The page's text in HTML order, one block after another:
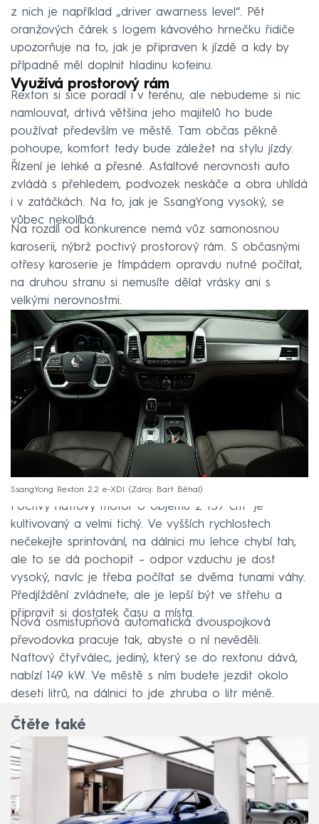
z nich je například „driver awarness level“. Pět
oranžových čárek s logem kávového hrnečku řidiče
upozorňuje na to, jak je připraven k jízdě a kdy by
případně měl doplnit hladinu kofeinu.
Využívá prostorový rám
Rexton si sice poradí i v terénu, ale nebudeme si nic
namlouvat, drtivá většina jeho majitelů ho bude
používat především ve městě. Tam občas pěkně
pohoupe, komfort tedy bude záležet na stylu jízdy.
Řízení je lehké a přesné. Asfaltové nerovnosti auto
zvládá s přehledem, podvozek neskáče a obra uhlídá
i v zatáčkách. Na to, jak je SsangYong vysoký, se
vůbec nekolíbá.
Na rozdíl od konkurence nemá vůz samonosnou
karoserii, nýbrž poctivý prostorový rám. S občasnými
otřesy karoserie je tímpádem opravdu nutné počítat,
na druhou stranu si nemusíte dělat vrásky ani s
velkými nerovnostmi.
SsangYong Rexton 2.2 e-XDI Zdroj: Bart Běhal
Poctivý naftový motor o objemu 2 157 cm³ je
kultivovaný a velmi tichý. Ve vyšších rychlostech
nečekejte sprintování, na dálnici mu lehce chybí tah,
ale to se dá pochopit – odpor vzduchu je dost
vysoký, navíc je třeba počítat se dvěma tunami váhy.
Předjíždění zvládnete, ale je lepší být ve střehu a
připravit si dostatek času a místa.
Nová osmistupňová automatická dvouspojková
převodovka pracuje tak, abyste o ní nevěděli.
Naftový čtyřválec, jediný, který se do rextonu dává,
nabízí 149 kW. Ve městě s ním budete jezdit okolo
deseti litrů, na dálnici to jde zhruba o litr méně.
Čtěte také